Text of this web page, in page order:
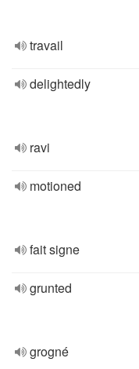
travail
delightedly
ravi
motioned
fait signe
grunted
grogné